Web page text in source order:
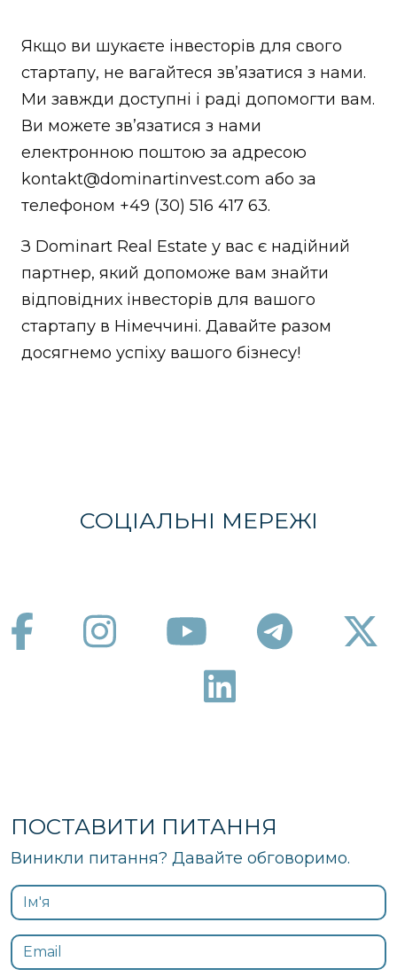
Якщо ви шукаєте інвесторів для свого
стартапу, не вагайтеся зв’язатися з нами.
Ми завжди доступні і раді допомогти вам.
Ви можете зв’язатися з нами
електронною поштою за адресою
kontakt@dominartinvest.com або за
телефоном +49 (30) 516 417 63.
З Dominart Real Estate у вас є надійний
партнер, який допоможе вам знайти
відповідних інвесторів для вашого
стартапу в Німеччині. Давайте разом
досягнемо успіху вашого бізнесу!
СОЦІАЛЬНІ МЕРЕЖІ
ПОСТАВИТИ ПИТАННЯ
Виникли питання? Давайте обговоримо.